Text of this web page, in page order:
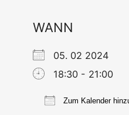
WANN
05. 02 2024
18:30 - 21:00
Zum Kalender